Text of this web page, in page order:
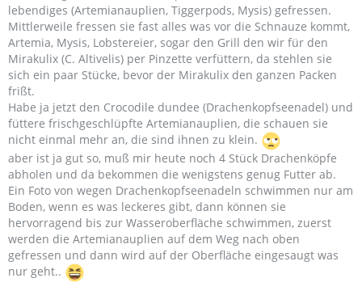
lebendiges (Artemianauplien, Tiggerpods, Mysis) gefressen.
Mittlerweile fressen sie fast alles was vor die Schnauze kommt,
Artemia, Mysis, Lobstereier, sogar den Grill den wir für den
Mirakulix (C. Altivelis) per Pinzette verfüttern, da stehlen sie
sich ein paar Stücke, bevor der Mirakulix den ganzen Packen
frißt.
Habe ja jetzt den Crocodile dundee (Drachenkopfseenadel) und
füttere frischgeschlüpfte Artemianauplien, die schauen sie
nicht einmal mehr an, die sind ihnen zu klein.
aber ist ja gut so, muß mir heute noch 4 Stück Drachenköpfe
abholen und da bekommen die wenigstens genug Futter ab.
Ein Foto von wegen Drachenkopfseenadeln schwimmen nur am
Boden, wenn es was leckeres gibt, dann können sie
hervorragend bis zur Wasseroberfläche schwimmen, zuerst
werden die Artemianauplien auf dem Weg nach oben
gefressen und dann wird auf der Oberfläche eingesaugt was
nur geht..